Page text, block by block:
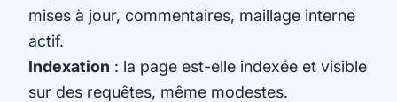
mises à jour, commentaires, maillage interne
actif.
Indexation : la page est-elle indexée et visible
sur des requêtes, même modestes.